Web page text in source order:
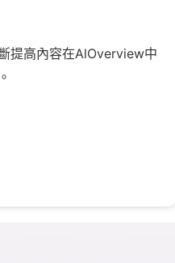
提高內容在AlOverview中